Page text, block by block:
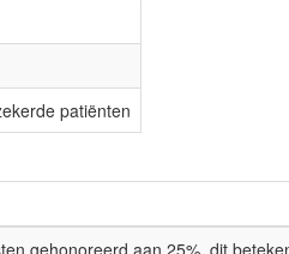
patiënten
gehonoreerd aan 25%, dit